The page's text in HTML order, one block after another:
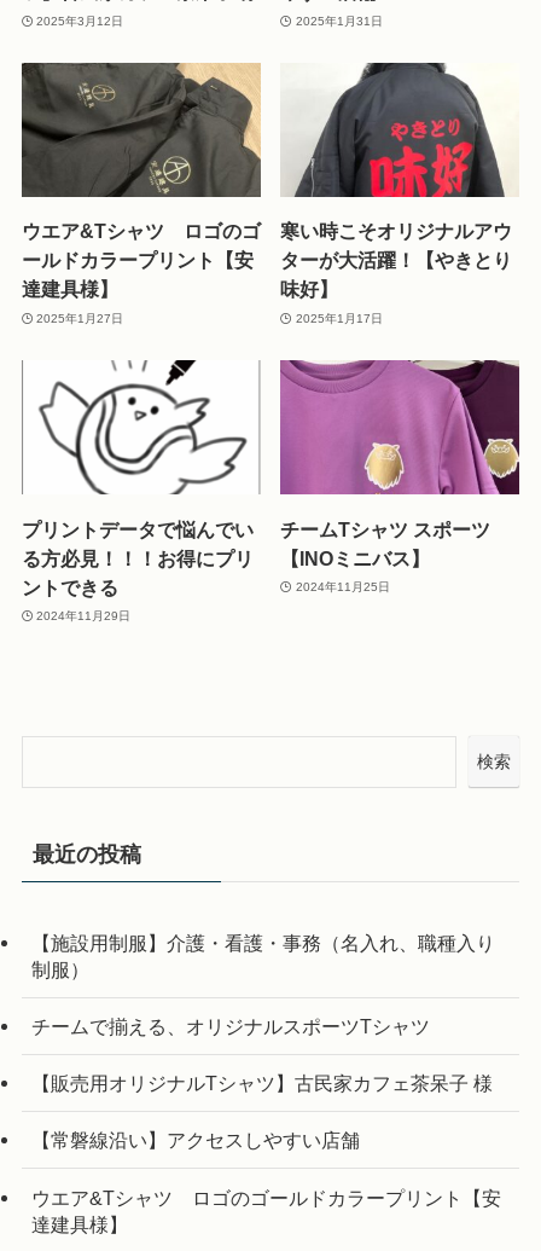
2025年3月12日 2025年1月31日
ウエア&Tシャツ ロゴのゴ
ールドカラープリント【安
達建具様】
2025年1月27日
寒い時こそオリジナルアウ
ターが大活躍！【やきとり
味好】
2025年1月17日
プリントデータで悩んでい
る方必見！！！お得にプリ
ントできる
2024年11月29日
チームTシャツ スポーツ
【INOミニバス】
2024年11月25日
検索
最近の投稿
【施設用制服】介護・看護・事務（名入れ、職種入り
制服）
チームで揃える、オリジナルスポーツTシャツ
【販売用オリジナルTシャツ】古民家カフェ茶呆子 様
【常磐線沿い】アクセスしやすい店舗
ウエア&Tシャツ ロゴのゴールドカラープリント【安
達建具様】